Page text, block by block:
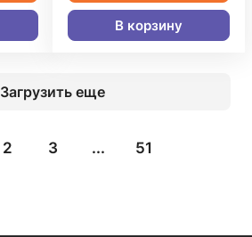
В корзину
Загрузить еще
2 3 ... 51